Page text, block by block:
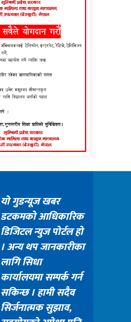
यो गुडन्यूज खबर
डटकमको आधिकारिक
डिजिटल न्युज पोर्टल हो
। अन्य थप जानकारीका
लागि सिधा
कार्यालयमा सम्पर्क गर्न
सकिन्छ । हामी सदैव
सिर्जनात्मक सुझाव,